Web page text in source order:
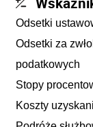
Odsetki
Odsetki za
podatkowych
Stopy
Koszty